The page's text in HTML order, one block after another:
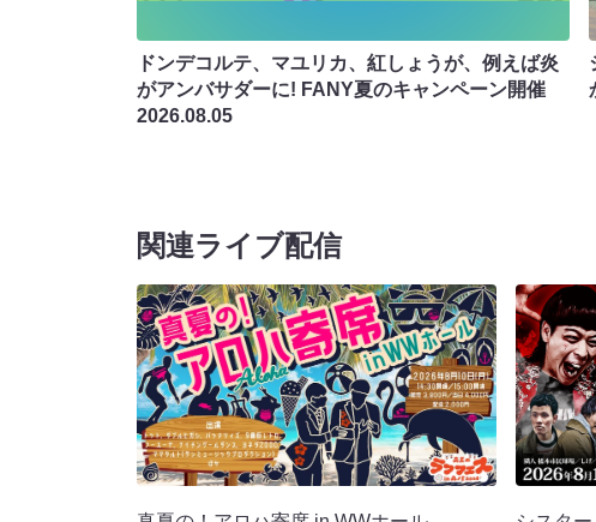
ドンデコルテ、マユリカ、紅しょうが、例えば炎
がアンバサダーに! FANY夏のキャンペーン開催
2026.08.05
関連ライブ配信